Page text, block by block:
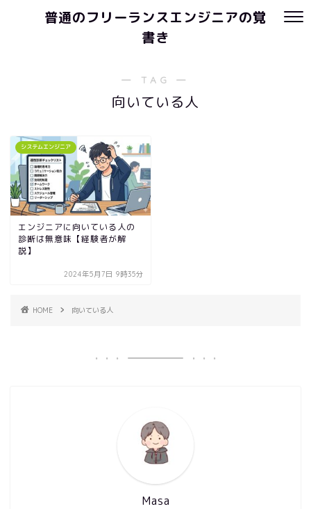
普通のフリーランスエンジニアの覚
書き
― TAG ―
向いている人
システムエンジニア
エンジニアに向いている人の
診断は無意味【経験者が解
説】
2024年5月7日 9時35分
HOME 向いている人
Masa